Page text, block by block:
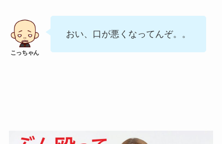
おい、口が悪くなってんぞ。。